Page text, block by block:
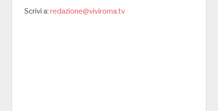
Scrivi a: redazione@viviroma.tv